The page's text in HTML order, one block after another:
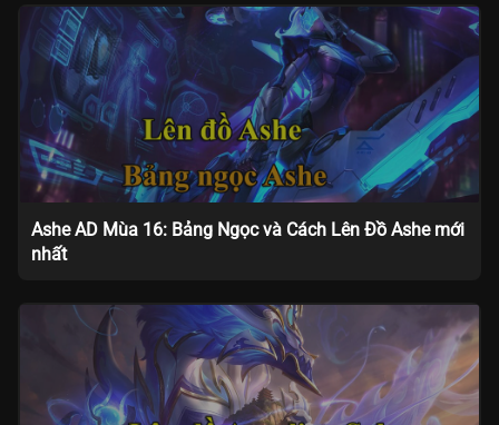
Ashe AD Mùa 16: Bảng Ngọc và Cách Lên Đồ Ashe mới
nhất